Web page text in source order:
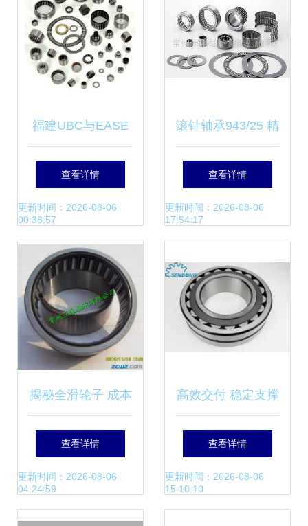
福建UBC与EASE
轴承市场潜力与品
质保障解析
查看详情
更新时间：2026-08-06
00:38:57
滚针轴承943/25 精
密传动领域的可靠
伙伴
查看详情
更新时间：2026-08-06
17:54:17
揭秘全滑轮子 成本
结构·技术规格 – 满
装滚针轴承
NAV4009行业深析
查看详情
更新时间：2026-08-06
04:24:59
高效交付 稳定支撑
23028CA C2W33
轴承在饼干包装机
查看详情
更新时间：2026-08-06
15:10:10